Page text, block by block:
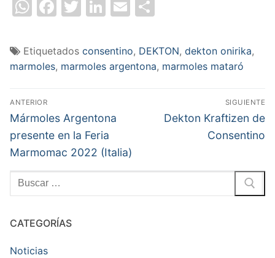
Name
Dekton
Onirika
Dekton
WhatsApp
Facebook
Twitter
LinkedIn
Email
Etiquetados consentino, DEKTON, dekton onirika,
marmoles, marmoles argentona, marmoles mataró
Navegación
de
entradas
ANTERIOR
Entrada
anterior:
Mármoles Argentona
presente en la Feria
Marmomac 2022 (Italia)
SIGUIENTE
Entrada
Dekton Kraftizen de
Consentino
Buscar:
CATEGORÍAS
Noticias